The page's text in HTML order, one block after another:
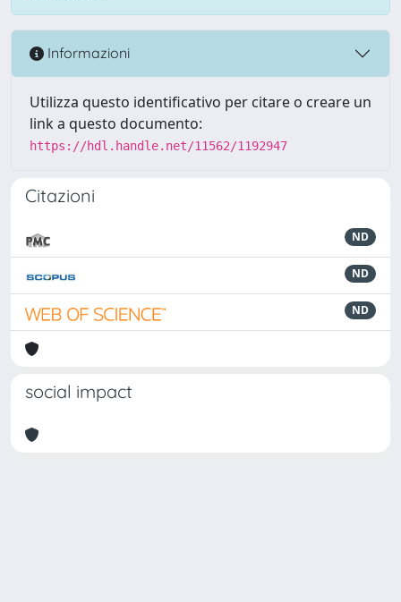
Informazioni
Utilizza questo identificativo per citare o creare un
link a questo documento:
https://hdl.handle.net/11562/1192947
Citazioni
ND
ND
ND
social impact